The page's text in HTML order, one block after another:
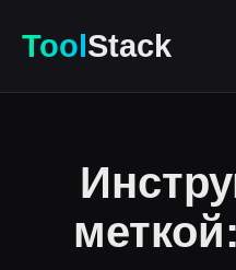
ToolStack